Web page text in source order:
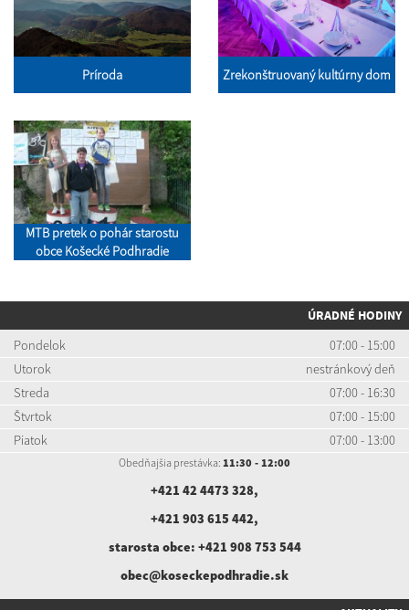
Príroda Zrekonštruovaný kultúrny dom
MTB pretek o pohár starostu
obce Košecké Podhradie
ÚRADNÉ HODINY
Pondelok
07:00 - 15:00
Utorok
nestránkový deň
Streda
07:00 - 16:30
Štvrtok
07:00 - 15:00
Piatok
07:00 - 13:00
Obedňajšia prestávka: 11:30 - 12:00
+421 42 4473 328,
+421 903 615 442,
starosta obce: +421 908 753 544
obec@koseckepodhradie.sk